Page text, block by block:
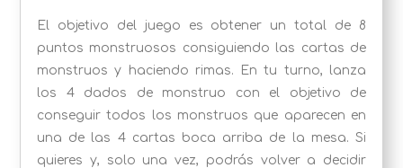
El objetivo del juego es obtener un total de 8
puntos monstruosos consiguiendo las cartas de
monstruos y haciendo rimas. En tu turno, lanza
los 4 dados de monstruo con el objetivo de
conseguir todos los monstruos que aparecen en
una de las 4 cartas boca arriba de la mesa. Si
quieres y, solo una vez, podrás volver a decidir